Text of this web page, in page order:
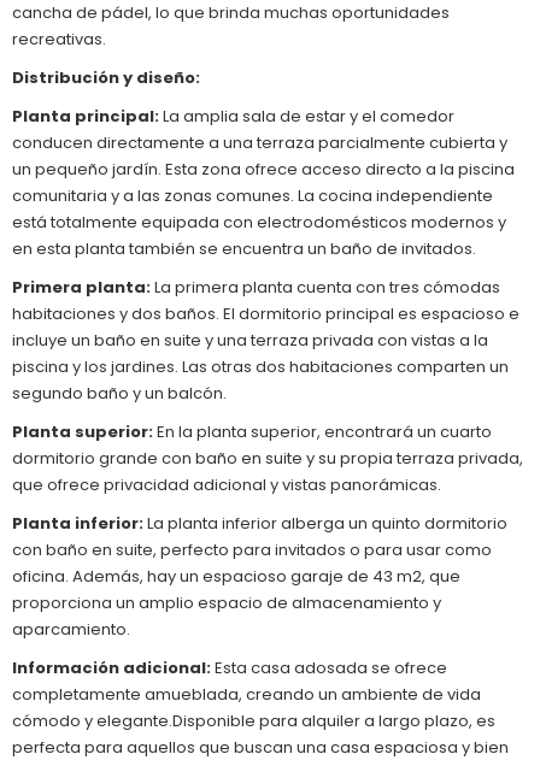
cancha de pádel, lo que brinda muchas oportunidades
recreativas.
Distribución y diseño:
Planta principal:La amplia sala de estar y el comedor
conducen directamente a una terraza parcialmente cubierta y
un pequeño jardín. Esta zona ofrece acceso directo a la piscina
comunitaria y a las zonas comunes. La cocina independiente
está totalmente equipada con electrodomésticos modernos y
en esta planta también se encuentra un baño de invitados.
Primera planta:La primera planta cuenta con tres cómodas
habitaciones y dos baños. El dormitorio principal es espacioso e
incluye un baño en suite y una terraza privada con vistas a la
piscina y los jardines. Las otras dos habitaciones comparten un
segundo baño y un balcón.
Planta superior:En la planta superior, encontrará un cuarto
dormitorio grande con baño en suite y su propia terraza privada,
que ofrece privacidad adicional y vistas panorámicas.
Planta inferior:La planta inferior alberga un quinto dormitorio
con baño en suite, perfecto para invitados o para usar como
oficina. Además, hay un espacioso garaje de 43 m2, que
proporciona un amplio espacio de almacenamiento y
aparcamiento.
Información adicional:Esta casa adosada se ofrece
completamente amueblada, creando un ambiente de vida
cómodo y elegante.Disponible para alquiler a largo plazo, es
perfecta para aquellos que buscan una casa espaciosa y bien